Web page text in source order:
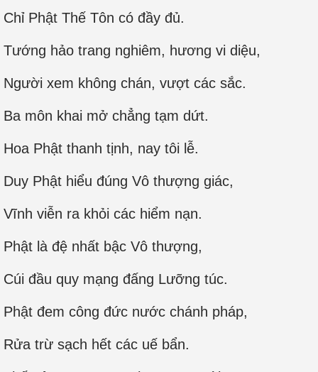
Chỉ Phật Thế Tôn có đầy đủ.
Tướng hảo trang nghiêm, hương vi diệu,
Người xem không chán, vượt các sắc.
Ba môn khai mở chẳng tạm dứt.
Hoa Phật thanh tịnh, nay tôi lễ.
Duy Phật hiểu đúng Vô thượng giác,
Vĩnh viễn ra khỏi các hiểm nạn.
Phật là đệ nhất bậc Vô thượng,
Cúi đầu quy mạng đấng Lưỡng túc.
Phật đem công đức nước chánh pháp,
Rửa trừ sạch hết các uế bẩn.